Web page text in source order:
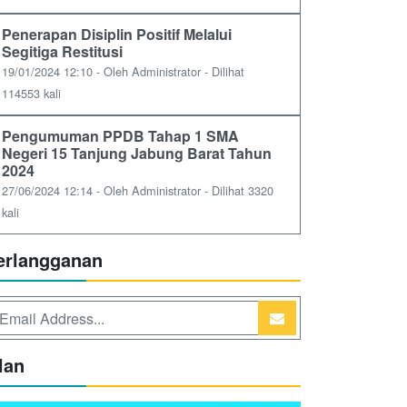
Penerapan Disiplin Positif Melalui
Segitiga Restitusi
19/01/2024 12:10 - Oleh Administrator - Dilihat
114553 kali
Pengumuman PPDB Tahap 1 SMA
Negeri 15 Tanjung Jabung Barat Tahun
2024
27/06/2024 12:14 - Oleh Administrator - Dilihat 3320
kali